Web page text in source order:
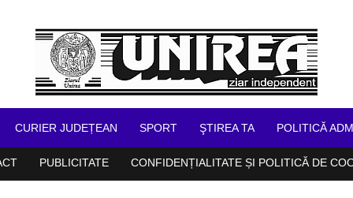
CURIER JUDEȚEAN SPORT ŞTIREA TA POLITICĂ
PUBLICITATE CONFIDENȚIALITATE ȘI POLITICĂ DE